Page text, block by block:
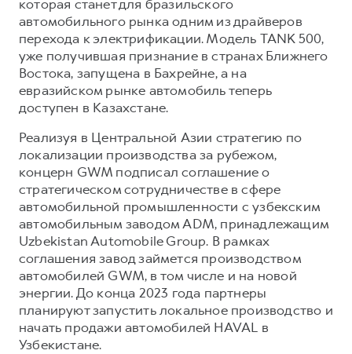
которая станет для бразильского
автомобильного рынка одним из драйверов
перехода к электрификации. Модель TANK 500,
уже получившая признание в странах Ближнего
Востока, запущена в Бахрейне, а на
евразийском рынке автомобиль теперь
доступен в Казахстане.
Реализуя в Центральной Азии стратегию по
локализации производства за рубежом,
концерн GWM подписал соглашение о
стратегическом сотрудничестве в сфере
автомобильной промышленности с узбекским
автомобильным заводом ADM, принадлежащим
Uzbekistan Automobile Group. В рамках
соглашения завод займется производством
автомобилей GWM, в том числе и на новой
энергии. До конца 2023 года партнеры
планируют запустить локальное производство и
начать продажи автомобилей HAVAL в
Узбекистане.